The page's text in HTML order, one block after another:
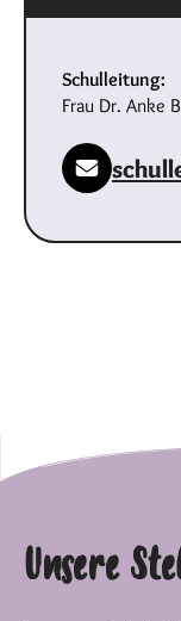
Schulleitung:
Frau Dr. Anke
Unsere